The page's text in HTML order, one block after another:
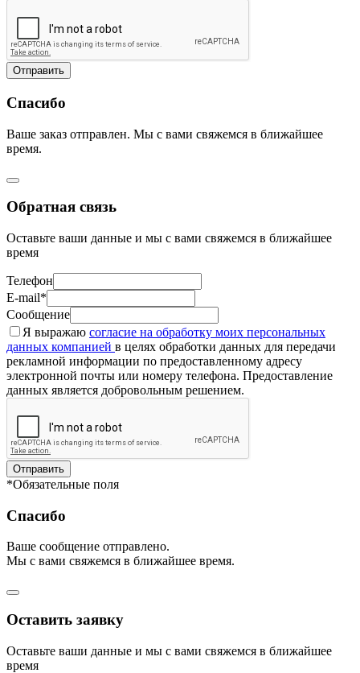
Отправить
Спасибо
Ваше заказ отправлен. Мы с вами свяжемся в ближайшее
время.
Обратная связь
Оставьте ваши данные и мы с вами свяжемся в ближайшее
время
Телефон
E-mail*
Сообщение
Я выражаю согласие на обработку моих персональных
данных компанией в целях обработки данных для передачи
рекламной информации по предоставленному адресу
электронной почты или номеру телефона. Предоставление
данных является добровольным решением.
Отправить
*Обязательные поля
Спасибо
Ваше сообщение отправлено.
Мы с вами свяжемся в ближайшее время.
Оставить заявку
Оставьте ваши данные и мы с вами свяжемся в ближайшее
время